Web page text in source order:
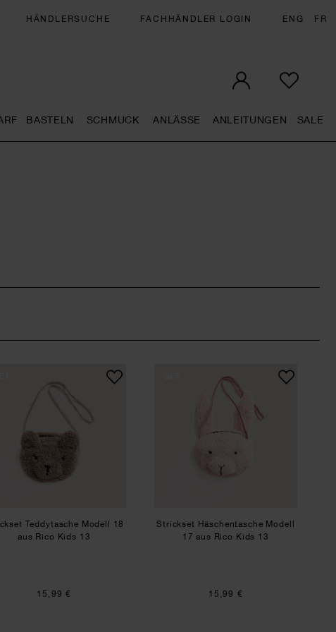
HÄNDLERSUCHE FACHHÄNDLER LOGIN ENG FR
BASTELN SCHMUCK ANLÄSSE ANLEITUNGEN SALE
Teddytasche Modell 18
aus Rico Kids 13
15,99 €
Strickset Häschentasche Modell
17 aus Rico Kids 13
15,99 €